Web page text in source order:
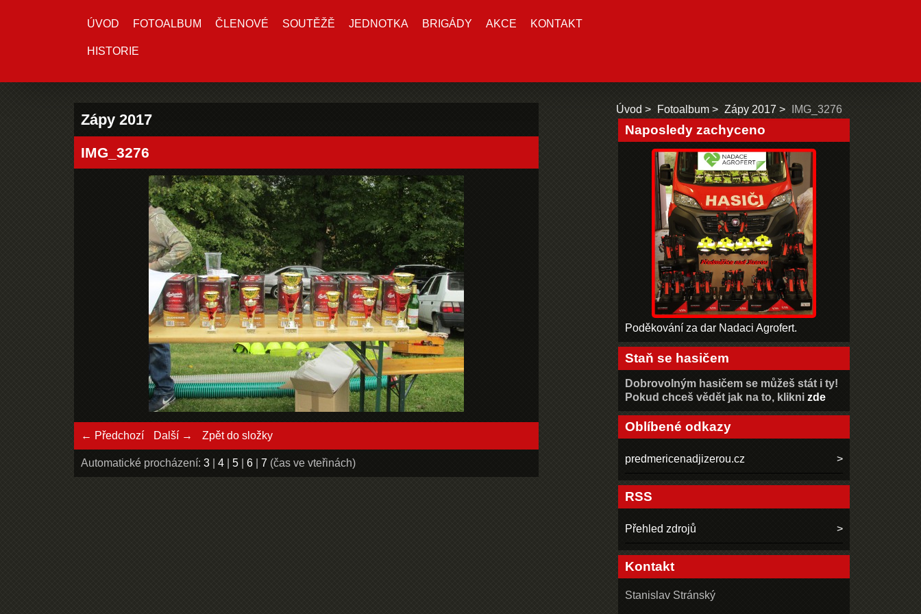
ÚVOD FOTOALBUM ČLENOVÉ SOUTĚŽĚ JEDNOTKA BRIGÁDY AKCE KONTAKT
HISTORIE
Zápy 2017
IMG_3276
← Předchozí Další → Zpět do složky
Automatické procházení: 3| 4| 5| 6| 7(čas ve vteřinách)
Úvod Fotoalbum Zápy 2017 IMG_3276
Naposledy zachyceno
Poděkování za dar Nadaci Agrofert.
Staň se hasičem
Dobrovolným hasičem se můžeš stát i ty!
Pokud chceš vědět jak na to, kliknizde
Oblíbené odkazy
predmericenadjizerou.cz
RSS
Přehled zdrojů
Kontakt
Stanislav Stránský